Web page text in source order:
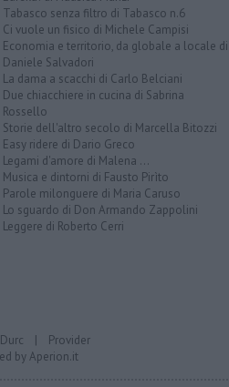
Tabasco senza filtro di Tabasco n.6
Ci vuole un fisico di Michele Campisi
Economia e territorio, da globale a locale di
Daniele Salvadori
La dama a scacchi di Carlo Belciani
Due chiacchiere in cucina di Sabrina
Rossello
Storie dell'altro secolo di Marcella Bitozzi
Easy ridere di Dario Greco
Legami d'amore di Malena ...
Musica e dintorni di Fausto Pirìto
Parole milonguere di Maria Caruso
Lo sguardo di Don Armando Zappolini
Leggere di Roberto Cerri
Durc | Provider
byAperion.it